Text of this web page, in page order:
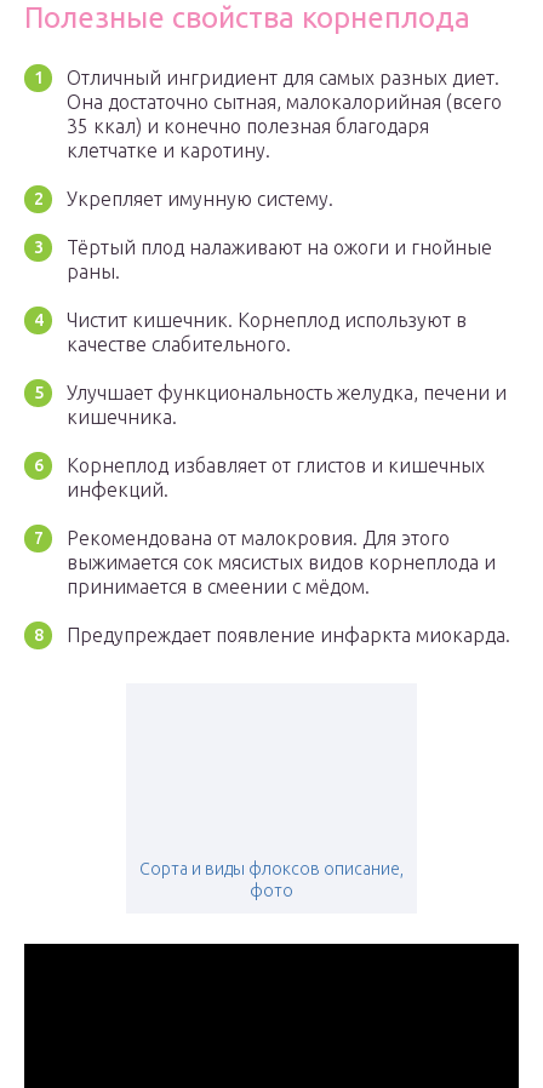
Полезные свойства корнеплода
Отличный ингридиент для самых разных диет.
Она достаточно сытная, малокалорийная (всего
35 ккал) и конечно полезная благодаря
клетчатке и каротину.
Укрепляет имунную систему.
Тёртый плод налаживают на ожоги и гнойные
раны.
Чистит кишечник. Корнеплод используют в
качестве слабительного.
Улучшает функциональность желудка, печени и
кишечника.
Корнеплод избавляет от глистов и кишечных
инфекций.
Рекомендована от малокровия. Для этого
выжимается сок мясистых видов корнеплода и
принимается в смеении с мёдом.
Предупреждает появление инфаркта миокарда.
Сорта и виды флоксов описание,
фото